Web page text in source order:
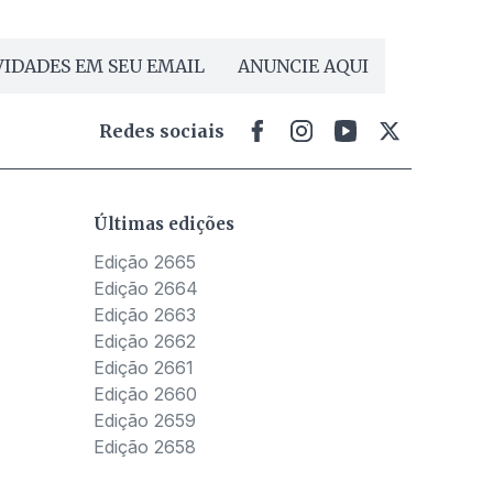
EM SEU EMAIL ANUNCIE AQUI
Redes sociais
Últimas edições
Edição 2665
Edição 2664
Edição 2663
Edição 2662
Edição 2661
Edição 2660
Edição 2659
Edição 2658